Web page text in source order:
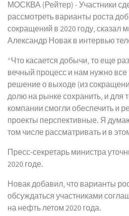
МОСКВА (Рейтер) - Участники
рассмотреть варианты роста
сокращений в 2020 году, сказал
Александр Новак в интервью
“Что касается добычи, то еще
вечный процесс и нам нужно
решение о выходе (из
долю на рынке сохранить, и для
компании смогли обеспечить и
проекты перспективные. Я
том числе рассматривать и в
Пресс-секретарь министра
2020 годе.
Новак добавил, что варианты
обсуждаться участниками
на нефть летом 2020 года.